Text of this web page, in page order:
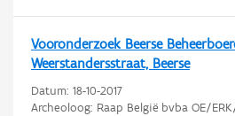
Vooronderzoek Beerse
Weerstandersstraat, Beerse
Datum: 18-10-2017
Archeoloog: Raap België bvba OE/